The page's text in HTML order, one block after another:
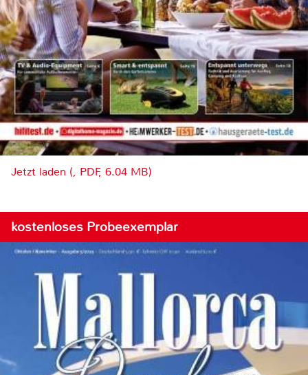
Jetzt laden (, PDF, 6.04 MB)
kostenloses Probeexemplar